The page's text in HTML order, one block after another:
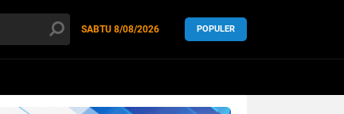
SABTU 8/08/2026 POPULER